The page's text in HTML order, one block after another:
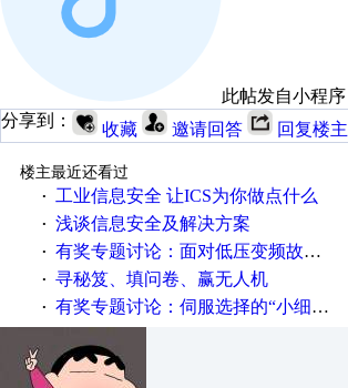
此帖发自小程序
分享到：
收藏 邀请回答 回复楼主
楼主最近还看过
·
工业信息安全 让ICS为你做点什么
· 浅谈信息安全及解决方案
· 有奖专题讨论：面对低压变频故障，老手是这样解决的！
· 寻秘笈、填问卷、赢无人机
· 有奖专题讨论：伺服选择的“小细节大学问”奖励公告